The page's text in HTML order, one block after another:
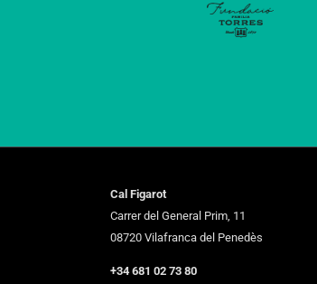
Cal Figarot
Carrer del General Prim, 11
08720 Vilafranca del Penedès
+34 681 02 73 80